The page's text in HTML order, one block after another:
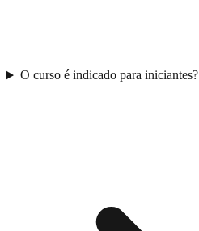
O curso é indicado para iniciantes?